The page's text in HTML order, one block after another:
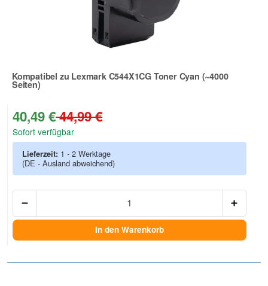
Kompatibel zu Lexmark C544X1CG Toner Cyan (~4000
Seiten)
Zur Artikelbewertung
40,49 €44,99 €
Sofort verfügbar
Lieferzeit: 1 - 2 Werktage
(DE - Ausland abweichend)
In den Warenkorb